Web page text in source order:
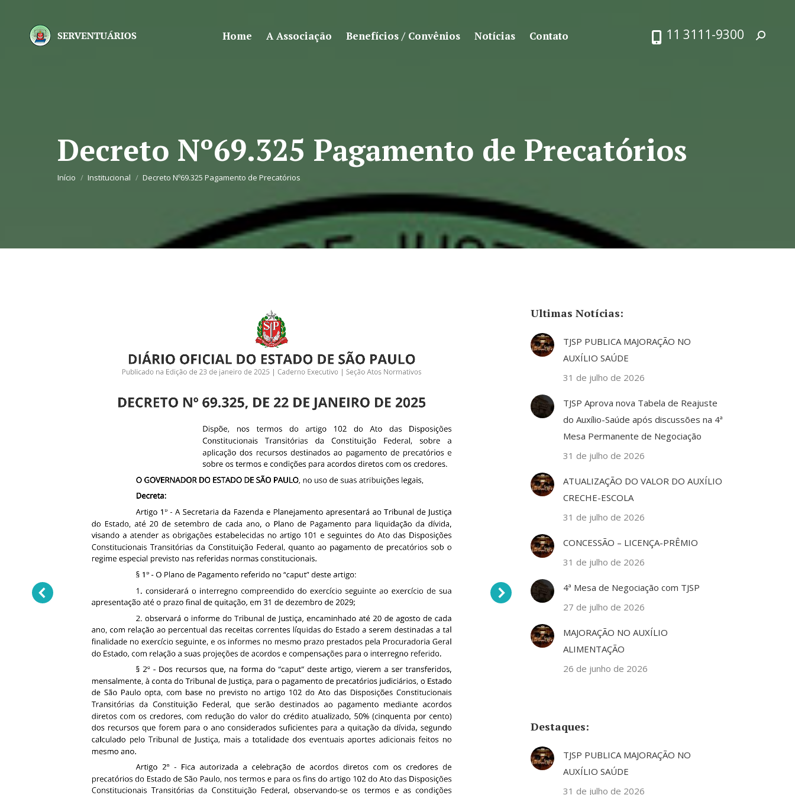
Home A Associação Benefícios / Convênios Notícias Contato 11 3111-9300 Search:
Decreto Nº69.325 Pagamento de Precatórios
Você está aqui:
Início Institucional Decreto Nº69.325 Pagamento de Precatórios
Ultimas Notícias:
TJSP PUBLICA MAJORAÇÃO NO
AUXÍLIO SAÚDE
31 de julho de 2026
TJSP Aprova nova Tabela de Reajuste
do Auxílio-Saúde após discussões na 4ª
Mesa Permanente de Negociação
31 de julho de 2026
ATUALIZAÇÃO DO VALOR DO AUXÍLIO
CRECHE-ESCOLA
31 de julho de 2026
CONCESSÃO – LICENÇA-PRÊMIO
31 de julho de 2026
4ª Mesa de Negociação com TJSP
27 de julho de 2026
MAJORAÇÃO NO AUXÍLIO
ALIMENTAÇÃO
26 de junho de 2026
Destaques:
TJSP PUBLICA MAJORAÇÃO NO
AUXÍLIO SAÚDE
31 de julho de 2026